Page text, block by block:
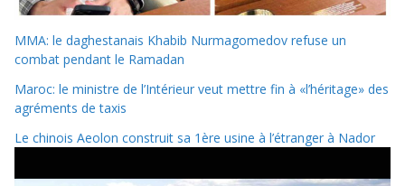
MMA: le daghestanais Khabib Nurmagomedov refuse un
combat pendant le Ramadan
Maroc: le ministre de l’Intérieur veut mettre fin à «l’héritage» des
agréments de taxis
Le chinois Aeolon construit sa 1ère usine à l’étranger à Nador